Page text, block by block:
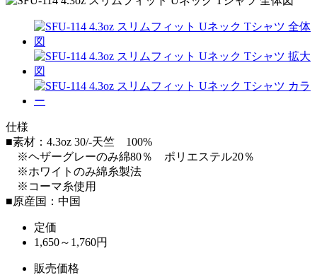
仕様
■素材：4.3oz 30/-天竺 100%
※ヘザーグレーのみ綿80％ ポリエステル20％
※ホワイトのみ綿糸製法
※コーマ糸使用
■原産国：中国
定価
1,650～1,760円
販売価格